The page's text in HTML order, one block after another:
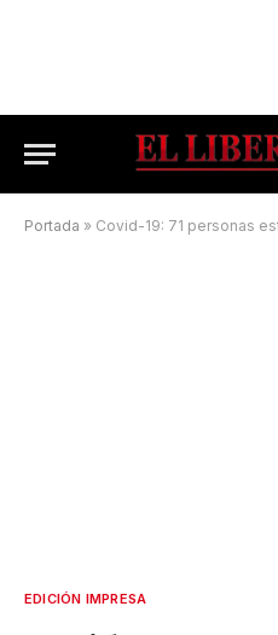
Portada » Covid-19: 71 personas
EDICIÓN IMPRESA